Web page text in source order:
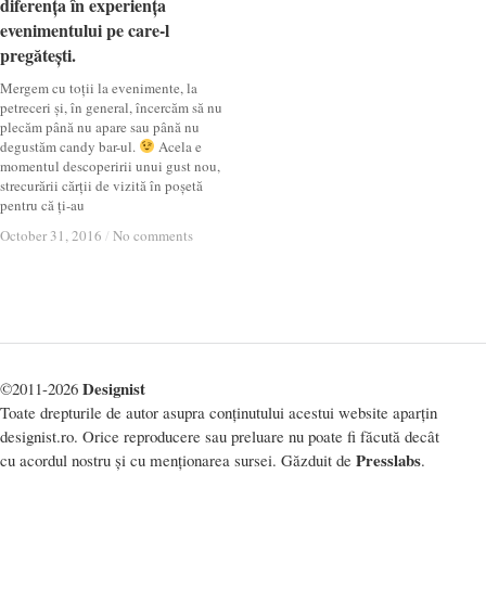
evenimentului pe care-l
pregătești.
Mergem cu toții la evenimente, la
petreceri și, în general, încercăm să nu
plecăm până nu apare sau până nu
degustăm candy bar-ul.
Acela e
momentul descoperirii unui gust nou,
strecurării cărții de vizită în poșetă
pentru că ți-au
October 31, 2016 / No comments
evenimentului pe care-l
pregătești.
October 31, 2016 / No comments
©2011-2026 Designist
Toate drepturile de autor asupra conținutului acestui website aparțin
designist.ro. Orice reproducere sau preluare nu poate fi făcută decât
cu acordul nostru și cu menționarea sursei. Găzduit de Presslabs.